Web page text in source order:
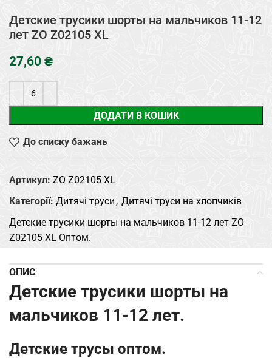
Детские трусики шорты на мальчиков 11-12
лет ZO Z02105 XL
₴
ДОДАТИ В КОШИК
До списку бажань
Артикул: ZO Z02105 XL
Категорії: Дитячі труси , Дитячі труси на хлопчиків
Детские трусики шорты на мальчиков 11-12 лет ZO
Z02105 XL Оптом.
ОПИС
Детские трусики шорты на
мальчиков 11-12 лет.
Детские трусы оптом.